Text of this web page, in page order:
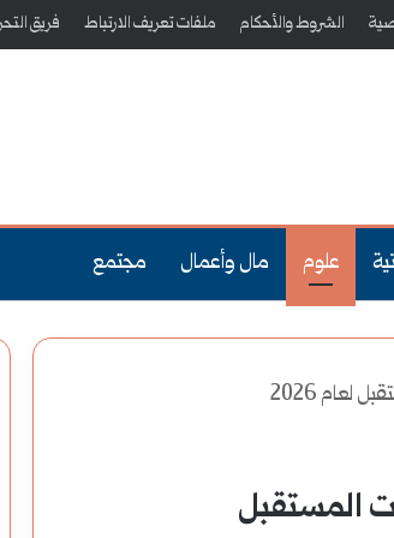
الشروط والأحكام ملفات تعريف الارتباط فريق
علوم مال وأعمال مجتمع
2026
المستقبل